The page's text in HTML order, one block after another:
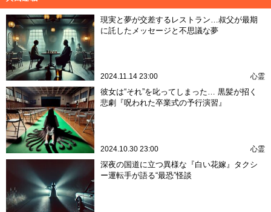
現実と夢が交差するレストラン…叔父が最期
に託したメッセージと不思議な夢
2024.11.14 23:00 心霊
彼女は“それ”を叱ってしまった… 黒髪が招く
悲劇『呪われた卒業式の予行演習』
2024.10.30 23:00 心霊
深夜の国道に立つ異様な『白い花嫁』タクシ
ー運転手が語る“最恐”怪談